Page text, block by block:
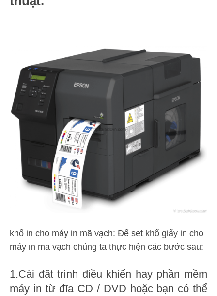
khổ in cho máy in mã vạch: Để set khổ giấy in cho
máy in mã vạch chúng ta thực hiện các bước sau:
1.Cài đặt trình điều khiển hay phần mềm
máy in từ đĩa CD / DVD hoặc bạn có thể